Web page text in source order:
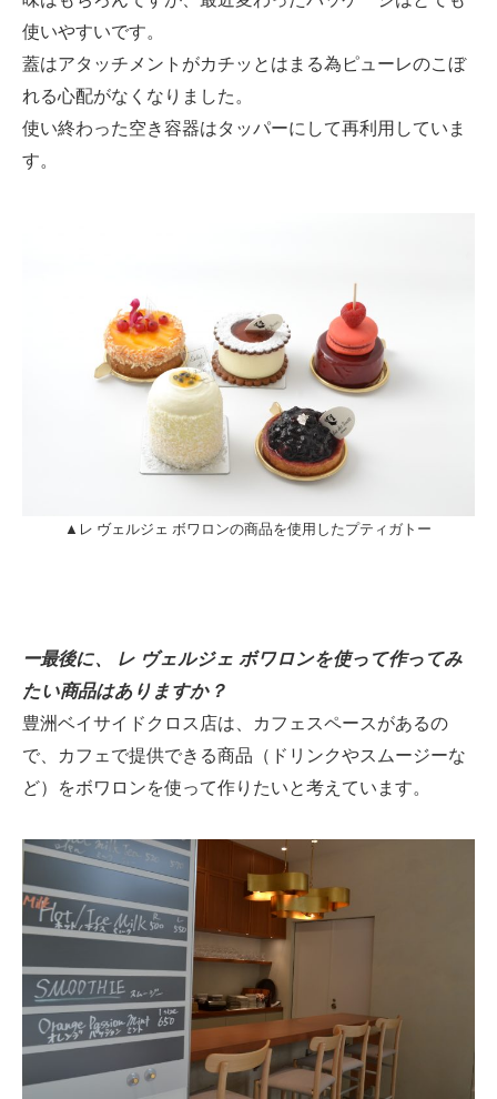
使いやすいです。
蓋はアタッチメントがカチッとはまる為ピューレのこぼ
れる心配がなくなりました。
使い終わった空き容器はタッパーにして再利用していま
す。
▲レ ヴェルジェ ボワロンの商品を使用したプティガトー
ー最後に、 レ ヴェルジェ ボワロンを使って作ってみ
たい商品はありますか？
豊洲ベイサイドクロス店は、カフェスペースがあるの
で、カフェで提供できる商品（ドリンクやスムージーな
ど）をボワロンを使って作りたいと考えています。